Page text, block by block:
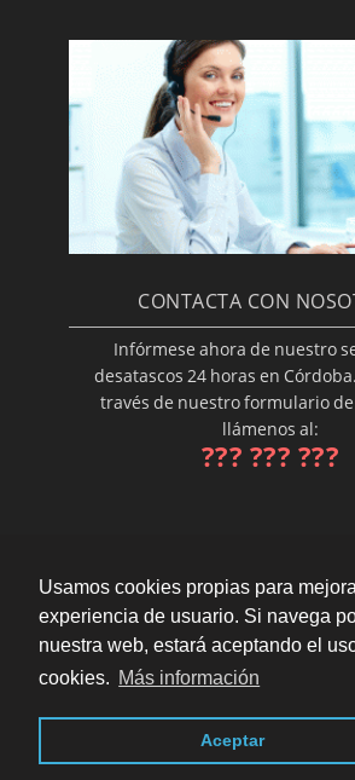
Usamos cookies propias para
experiencia de usuario. Si navega
nuestra web, estará aceptando el
cookies. Más información
Aceptar
CONTACTA CON
Infórmese ahora de nuestro
desatascos 24 horas en
través de nuestro formulario
llámenos al:
??? ??? ???
En toda Córdoba ·Aviso legal ·
cookies · Política de